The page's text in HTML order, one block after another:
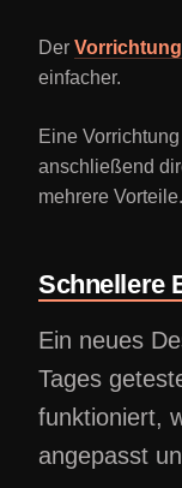
Der
einfacher.
Eine
anschließend
mehrere Vorteile.
Schnellere
Ein neues
Tages
funktioniert,
angepasst